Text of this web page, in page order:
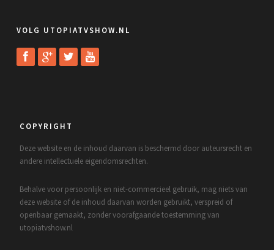
VOLG UTOPIATVSHOW.NL
COPYRIGHT
Deze website en de inhoud daarvan is beschermd door auteursrecht en
andere intellectuele eigendomsrechten.
Behalve voor persoonlijk en niet-commercieel gebruik, mag niets van
deze website of de inhoud daarvan worden gebruikt, verspreid of
openbaar gemaakt, zonder voorafgaande toestemming van
utopiatvshow.nl